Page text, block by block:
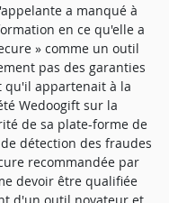
a manqué à
en ce qu'elle a
» comme un outil
pas des garanties
qu'il appartenait à la
Wedoogift sur la
de sa plate-forme de
détection des fraudes
recommandée par
devoir être qualifiée